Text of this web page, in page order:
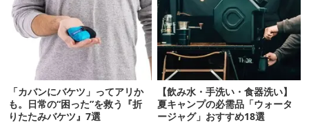
「カバンにバケツ」ってアリか
も。日常の“困った”を救う『折
りたたみバケツ』7選
【飲み水・手洗い・食器洗い】
夏キャンプの必需品「ウォータ
ージャグ」おすすめ18選